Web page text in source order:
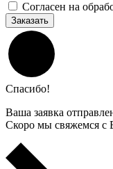
Согласен на
Заказать
Спасибо!
Ваша заявка
Скоро мы свяжемся с